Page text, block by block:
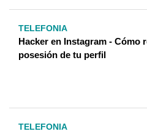
TELEFONIA
Hacker en Instagram - Cómo
posesión de tu perfil
TELEFONIA